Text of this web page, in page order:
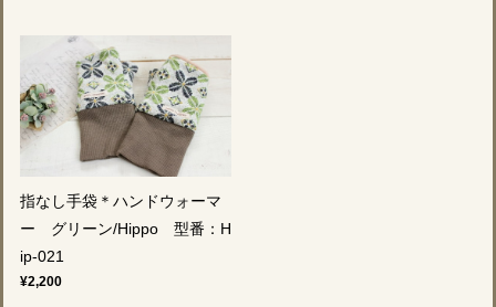
指なし手袋＊ハンドウォーマ
ー グリーン/Hippo 型番：H
ip-021
¥2,200